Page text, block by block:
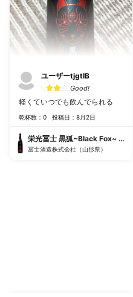
ユーザーtjgtIB
Good!
軽くていつでも飲んでられる
乾杯数：0 投稿日：8月2日
栄光冨士 黒狐~Black Fox~ 純米
冨士酒造株式会社（山形県）